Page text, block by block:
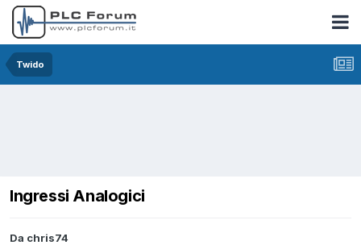
Twido
Ingressi Analogici
Da chris74